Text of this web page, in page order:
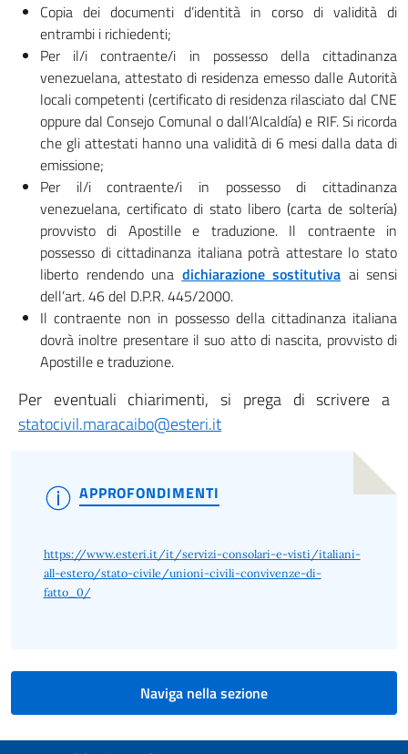
Copia dei documenti d’identità in corso di validità di
entrambi i richiedenti;
Per il/i contraente/i in possesso della cittadinanza
venezuelana, attestato di residenza emesso dalle Autorità
locali competenti (certificato di residenza rilasciato dal CNE
oppure dal Consejo Comunal o dall’Alcaldía) e RIF. Si ricorda
che gli attestati hanno una validità di 6 mesi dalla data di
emissione;
Per il/i contraente/i in possesso di cittadinanza
venezuelana, certificato di stato libero (carta de soltería)
provvisto di Apostille e traduzione. Il contraente in
possesso di cittadinanza italiana potrà attestare lo stato
liberto rendendo una dichiarazione sostitutiva ai sensi
dell’art. 46 del D.P.R. 445/2000.
Il contraente non in possesso della cittadinanza italiana
dovrà inoltre presentare il suo atto di nascita, provvisto di
Apostille e traduzione.
Per eventuali chiarimenti, si prega di scrivere a
statocivil.maracaibo@esteri.it
APPROFONDIMENTI
https://www.esteri.it/it/servizi-consolari-e-visti/italiani-
all-estero/stato-civile/unioni-civili-convivenze-di-
fatto_0/
Naviga nella sezione